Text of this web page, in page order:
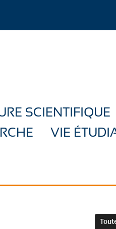
SCIENTIFIQUE
VIE